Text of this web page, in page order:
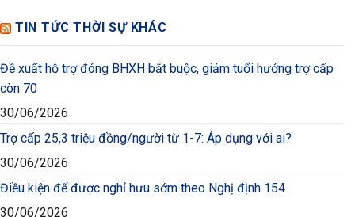
TIN TỨC THỜI SỰ KHÁC
Đề xuất hỗ trợ đóng BHXH bắt buộc, giảm tuổi hưởng trợ cấp
còn 70
30/06/2026
Trợ cấp 25,3 triệu đồng/người từ 1-7: Áp dụng với ai?
30/06/2026
Điều kiện để được nghỉ hưu sớm theo Nghị định 154
30/06/2026